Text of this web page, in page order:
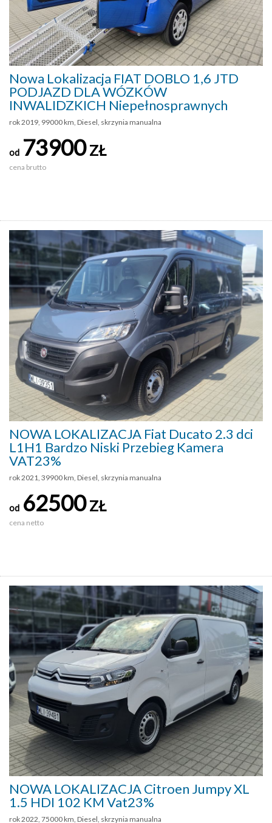
Nowa Lokalizacja FIAT DOBLO 1,6 JTD
PODJAZD DLA WÓZKÓW
INWALIDZKICH Niepełnosprawnych
rok 2019, 99000 km, Diesel, skrzynia manualna
od 73900ZŁ
cena brutto
NOWA LOKALIZACJA Fiat Ducato 2.3 dci
L1H1 Bardzo Niski Przebieg Kamera
VAT23%
rok 2021, 39900 km, Diesel, skrzynia manualna
od 62500ZŁ
cena netto
NOWA LOKALIZACJA Citroen Jumpy XL
1.5 HDI 102 KM Vat23%
rok 2022, 75000 km, Diesel, skrzynia manualna